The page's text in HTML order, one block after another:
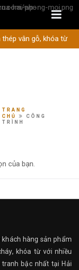
vân gỗ, khóa từ
TRANG
CHỦ
CÔNG
TRÌNH
của bạn.
hàng sản phẩm
khóa từ với nhiều
bậc nhất tại Hải